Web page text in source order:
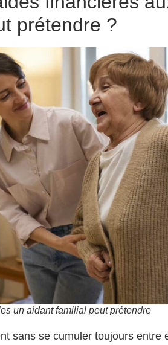
prétendre ?
un aidant familial peut prétendre
sans se cumuler toujours entre